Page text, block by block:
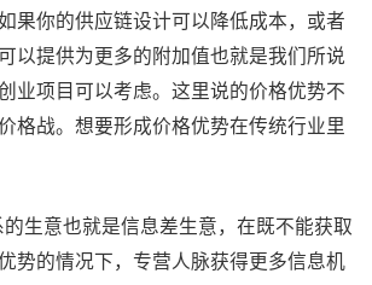
果你的供应链设计可以降低成本，或者
以提供为更多的附加值也就是我们所说
业项目可以考虑。这里说的价格优势不
格战。想要形成价格优势在传统行业里
意也就是信息差生意，在既不能获取
势的情况下，专营人脉获得更多信息机